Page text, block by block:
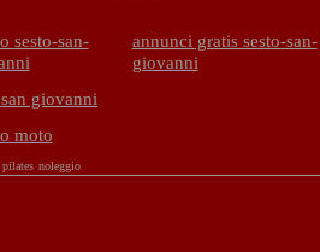
sesto-san-
annunci gratis sesto-san-
giovanni
giovanni
moto
pilates noleggio